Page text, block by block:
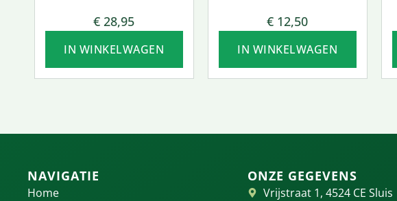
€ 28,95
IN WINKELWAGEN
€ 12,50
IN WINKELWAGEN
NAVIGATIE
Home
ONZE GEGEVENS
Vrijstraat 1, 4524 CE Sluis